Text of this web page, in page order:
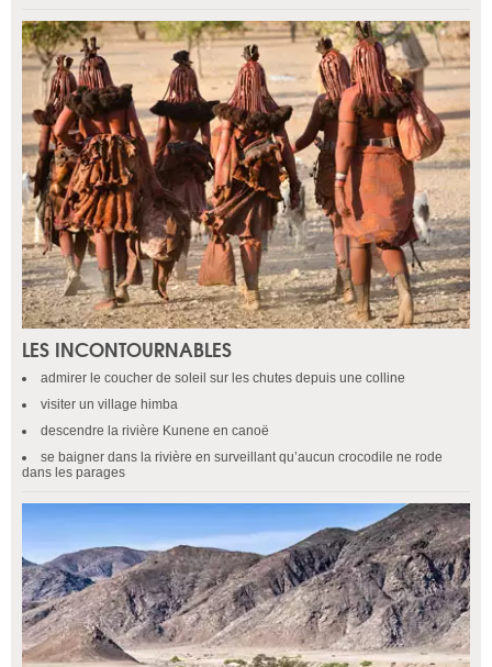
LES INCONTOURNABLES
admirer le coucher de soleil sur les chutes depuis une colline
visiter un village himba
descendre la rivière Kunene en canoë
se baigner dans la rivière en surveillant qu’aucun crocodile ne rode
dans les parages